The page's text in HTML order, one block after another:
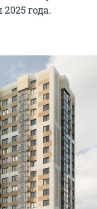
года.